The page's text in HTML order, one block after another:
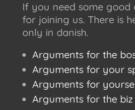
If you need some good
for joining us. There is
only in danish.
Arguments for the
Arguments for your
Arguments for
Arguments for the